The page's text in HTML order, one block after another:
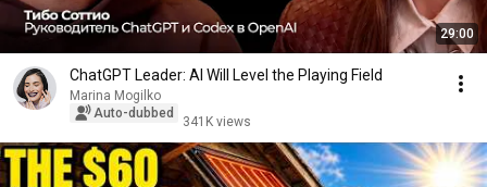
29:00
ChatGPT Leader: AI Will Level the Playing Field
Marina Mogilko
Auto-dubbed
341K views